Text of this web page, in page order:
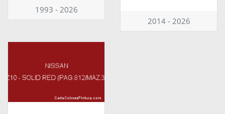
1993 - 2026
2014 - 2026